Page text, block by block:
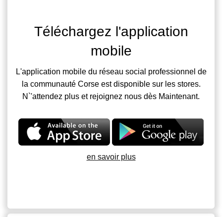
Téléchargez l'application
mobile
L'application mobile du réseau social professionnel de
la communauté Corse est disponible sur les stores.
N`'attendez plus et rejoignez nous dès Maintenant.
en savoir plus